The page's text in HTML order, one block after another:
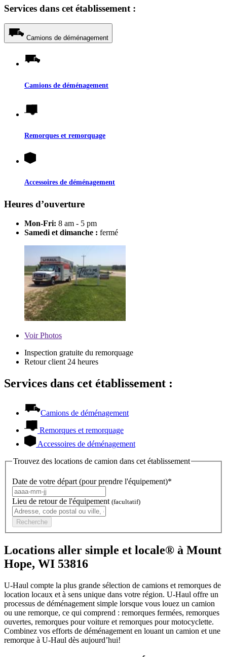
Services dans cet établissement :
Camions de déménagement
Camions de déménagement
Remorques et remorquage
Accessoires de déménagement
Heures d’ouverture
Mon-Fri: 8 am - 5 pm
Samedi et dimanche : fermé
VoirPhotos
Inspection gratuite du remorquage
Retour client 24 heures
Services dans cet établissement :
Camions de déménagement
Remorques et remorquage
Accessoires de déménagement
Trouvez des locations de camion dans cet établissement
Date de votre départ (pour prendre l'équipement)*
Lieu de retour de l'équipement (facultatif)
Recherche
Locations aller simple et locale® à Mount
Hope, WI 53816
U-Haul compte la plus grande sélection de camions et remorques de
location locaux et à sens unique dans votre région. U-Haul offre un
processus de déménagement simple lorsque vous louez un camion
ou une remorque, ce qui comprend : remorques fermées, remorques
ouvertes, remorques pour voiture et remorques pour motocyclette.
Combinez vos efforts de déménagement en louant un camion et une
remorque à U-Haul dès aujourd’hui!